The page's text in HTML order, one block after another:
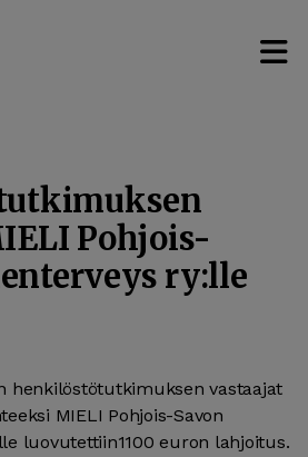
Avaa
Pohjois-
ry:lle
henkilöstötutkimuksen vastaajat
MIELI Pohjois-Savon
luovutettiin1100 euron lahjoitus.